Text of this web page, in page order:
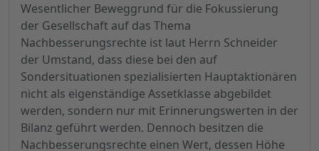
Wesentlicher Beweggrund für die Fokussierung
der Gesellschaft auf das Thema
Nachbesserungsrechte ist laut Herrn Schneider
der Umstand, dass diese bei den auf
Sondersituationen spezialisierten Hauptaktionären
nicht als eigenständige Assetklasse abgebildet
werden, sondern nur mit Erinnerungswerten in der
Bilanz geführt werden. Dennoch besitzen die
Nachbesserungsrechte einen Wert, dessen Höhe